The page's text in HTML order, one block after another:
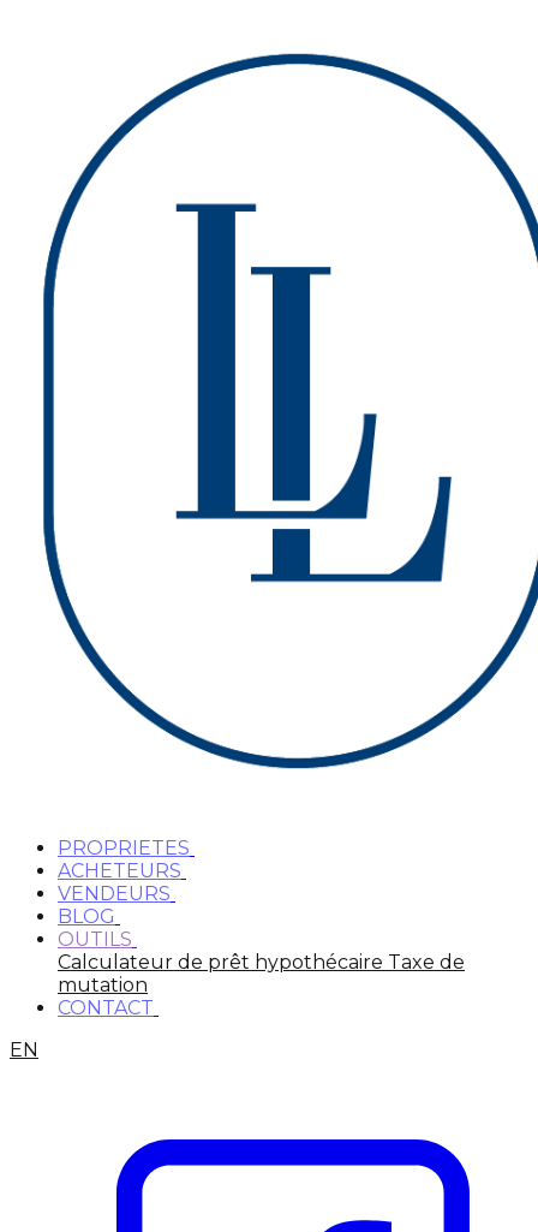
PROPRIETES
ACHETEURS
VENDEURS
BLOG
OUTILS
Calculateur de prêt hypothécaire Taxe de
mutation
CONTACT
EN